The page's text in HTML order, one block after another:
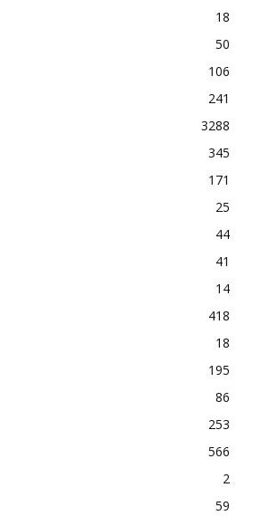
18
50
106
241
3288
345
171
25
44
41
14
418
18
195
86
253
566
2
59